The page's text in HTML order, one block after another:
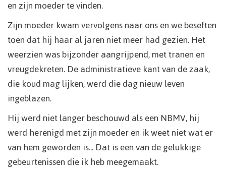
en zijn moeder te vinden.
Zijn moeder kwam vervolgens naar ons en we beseften
toen dat hij haar al jaren niet meer had gezien. Het
weerzien was bijzonder aangrijpend, met tranen en
vreugdekreten. De administratieve kant van de zaak,
die koud mag lijken, werd die dag nieuw leven
ingeblazen.
Hij werd niet langer beschouwd als een NBMV, hij
werd herenigd met zijn moeder en ik weet niet wat er
van hem geworden is... Dat is een van de gelukkige
gebeurtenissen die ik heb meegemaakt.